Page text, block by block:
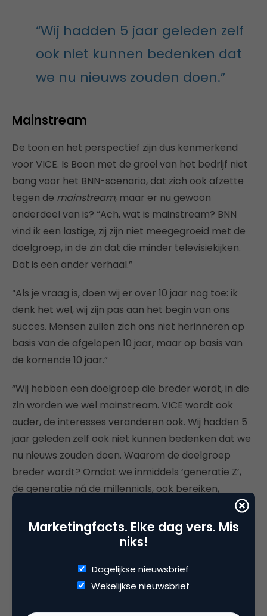
“Wij hadden 5 jaar geleden zelf
ook niet kunnen bedenken dat
we nu nieuws zouden doen.”
Mainstream
De toon en het perspectief zijn dus kenmerkend
voor VICE. Is Boon met de groei van het bedrijf niet
bang voor het BNN-scenario, dat zich ook afzette
tegen de mainstream, maar er nu gewoon
onderdeel van is? “Ach, wat is mainstream? BNN
vind ik een lastige, zij zijn niet meegegroeid met de
doelgroep, in de zin dat die minder televisiekijken.
Dat is een ander verhaal.”
“Als je vraag is, doen wij er over 10 jaar nog toe: ik
denk het wel, wij zijn pas aan het begin van ons
succes. Mensen zullen zich ons niet herinneren op
basis van de afgelopen 10 jaar, maar op basis van
de komende 10 jaar.”
“Wij hebben een doelgroep die breder wordt, in die
zin worden we wel mainstream. VICE wordt ook
ouder, de interesses veranderen ook. Wij hadden 5
jaar geleden zelf ook niet kunnen bedenken dat we
nu nieuws zouden doen. Waarom de doelgroep
breder wordt? Omdat we inmiddels ‘generatie Z’,
de generatie ná de millennials, ook bereiken,
bijvoorbeeld met Noisey. En tegelijkertijd spreekt
VICE News juist ook een ouder publiek aan.”
Dat gebeurt allang niet meer alleen op de eigen
sites. “Het gaat om content, maar ook om
distributie. Wij hebben een ‘channel agnostic
Marketingfacts. Elke dag vers. Mis
niks!
Dagelijkse nieuwsbrief
Wekelijkse nieuwsbrief